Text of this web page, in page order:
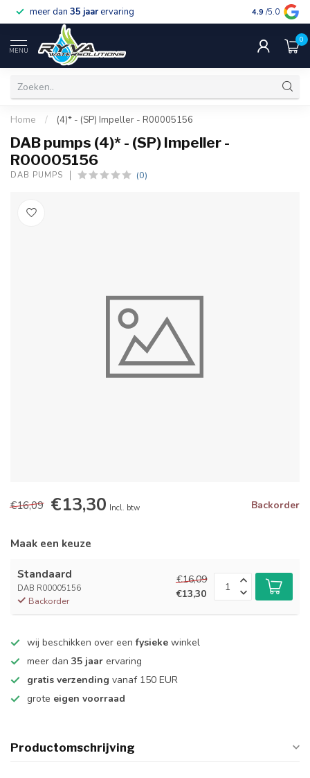
meer dan 35 jaarervaring gratis
4.9 /5.0
MENU
0
Home / (4)* - (SP) Impeller - R00005156
DAB pumps (4)* - (SP) Impeller -
R00005156
DAB PUMPS (0)
€16,09 €13,30 Incl. btw Backorder
Maak een keuze
Standaard
DAB R00005156
Backorder
€16,09
€13,30
wij beschikken over eenfysieke winkel
meer dan 35 jaar ervaring
gratis verzending vanaf 150 EUR
grote eigen voorraad
Productomschrijving